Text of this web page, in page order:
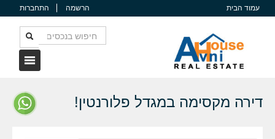
עמוד הבית התחברות הרשמה
דירה מקסימה במגדל פלורנטין!